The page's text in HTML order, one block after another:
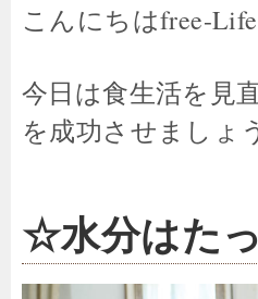
こんにちはfree-Life
今日は食生活を見
を成功させましょ
☆水分はた